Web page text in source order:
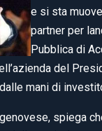
e si sta
partner per
Pubblica di
del
mani di
spiega